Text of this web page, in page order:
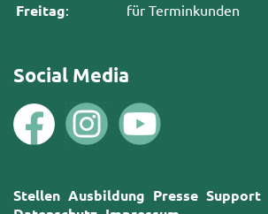
Freitag: für Terminkunden
Social Media
Stellen Ausbildung Presse Support